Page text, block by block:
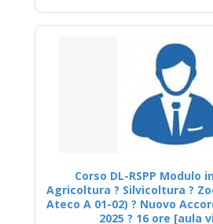
Corso DL-RSPP Modulo
Agricoltura ? Silvicoltura ?
Ateco A 01-02) ? Nuovo
2025 ? 16 ore [aula